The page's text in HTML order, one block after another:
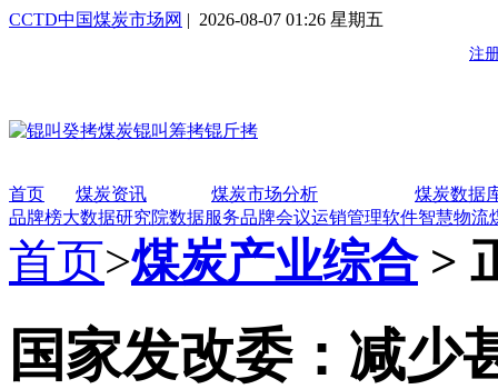
CCTD中国煤炭市场网 | 2026-08-07 01:26 星期五
首页 煤炭资讯 煤炭市场分析
煤炭数据
品牌榜大数据研究院数据服务品牌会议运销管理软件智慧物流
首页>煤炭产业综合>
国家发改委：减少